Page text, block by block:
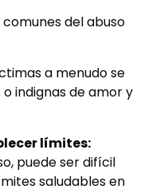
del abuso
a menudo se
indignas de amor y
límites:
puede ser difícil
saludables en